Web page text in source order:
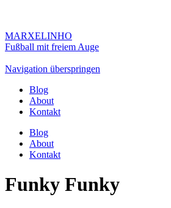
MARXELINHO
Fußball mit freiem Auge
Navigation überspringen
Blog
About
Kontakt
Blog
About
Kontakt
Funky Funky